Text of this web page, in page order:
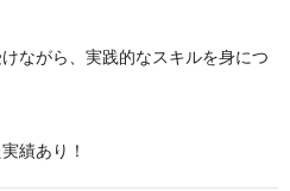
ながら、実践的なスキルを身につ
績あり！